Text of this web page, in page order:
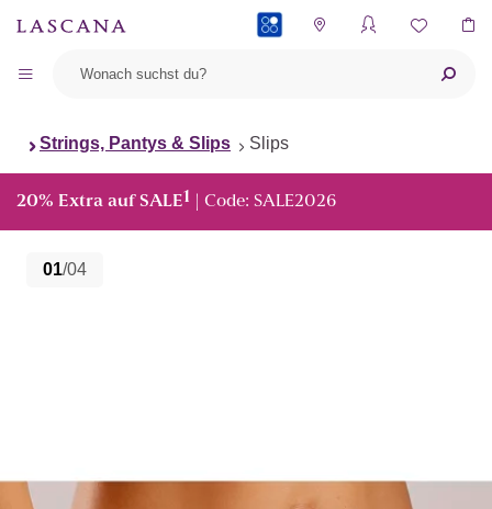
Strings, Pantys & Slips Slips
20% Extra auf SALE1 | Code: SALE2026
01/04